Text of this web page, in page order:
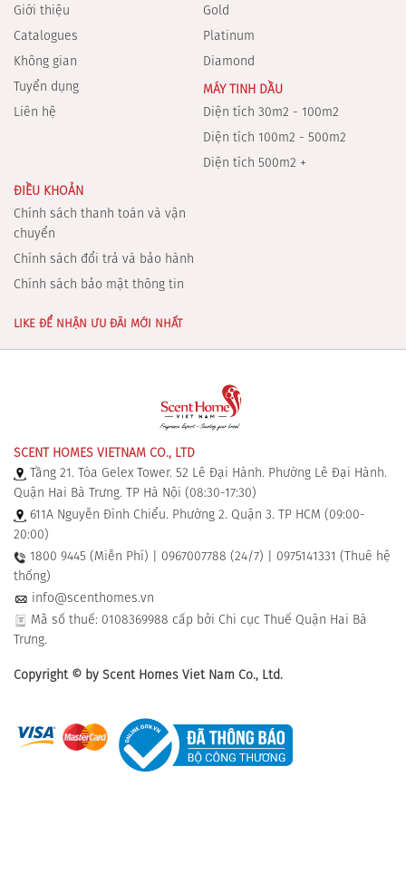
Giới thiệu
Catalogues
Không gian
Tuyển dụng
Liên hệ
Gold
Platinum
Diamond
MÁY TINH DẦU
Diện tích 30m2 - 100m2
Diện tích 100m2 - 500m2
Diện tích 500m2 +
ĐIỀU KHOẢN
Chính sách thanh toán và vận
chuyển
Chính sách đổi trả và bảo hành
Chính sách bảo mật thông tin
LIKE ĐỂ NHẬN ƯU ĐÃI MỚI NHẤT
SCENT HOMES VIETNAM CO., LTD
Tầng 21. Tòa Gelex Tower. 52 Lê Đại Hành. Phường Lê Đại Hành.
Quận Hai Bà Trưng. TP Hà Nội (08:30-17:30)
611A Nguyễn Đình Chiểu. Phường 2. Quận 3. TP HCM (09:00-
20:00)
1800 9445 (Miễn Phí) | 0967007788 (24/7) | 0975141331 (Thuê hệ
thống)
info@scenthomes.vn
Mã số thuế: 0108369988 cấp bởi Chi cục Thuế Quận Hai Bà
Trưng.
Copyright © by Scent Homes Viet Nam Co., Ltd.